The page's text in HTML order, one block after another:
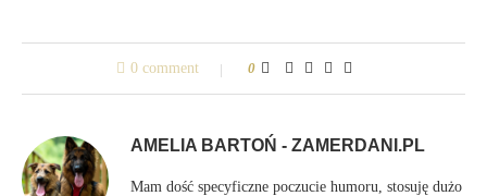
0 comment 0
AMELIA BARTOŃ - ZAMERDANI.PL
Mam dość specyficzne poczucie humoru, stosuję dużo